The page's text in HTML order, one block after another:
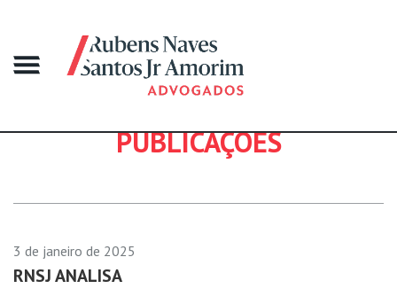
PUBLICAÇÕES
3 de janeiro de 2025
RNSJ ANALISA